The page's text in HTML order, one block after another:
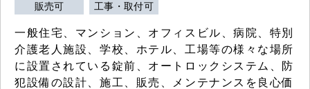
販売可 工事・取付可
一般住宅、マンション、オフィスビル、病院、特別
介護老人施設、学校、ホテル、工場等の様々な場所
に設置されている錠前、オートロックシステム、防
犯設備の設計、施工、販売、メンテナンスを良心価